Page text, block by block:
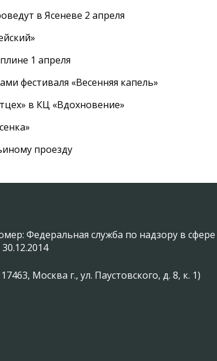
в Ясеневе 2 апреля
1 апреля
фестиваля «Весенняя капель»
в КЦ «Вдохновение»
проезду
Федеральная служба по надзору в
Москва г., ул. Паустовского, д. 8, к. 1)